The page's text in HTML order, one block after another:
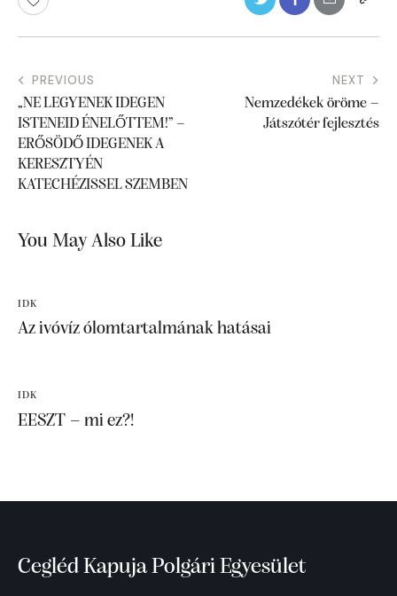
PREVIOUS
„NE LEGYENEK IDEGEN
ISTENEID ÉNELŐTTEM!” –
ERŐSÖDŐ IDEGENEK A
KERESZTYÉN
KATECHÉZISSEL SZEMBEN
NEXT
Nemzedékek öröme –
Játszótér fejlesztés
You May Also Like
IDK
Az ivóvíz ólomtartalmának hatásai
IDK
EESZT – mi ez?!
Cegléd Kapuja Polgári Egyesület